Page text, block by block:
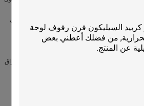
الحمراء.
للاحتراق الكامل.
جيدة ضد الصدمات الميكانيكية والحرارية تحت
الاحتراق السيراميك؛ ويتم إشعاع الطاقة الحرارية
لمزايا كفاءة الاحتراق عالية، التدفئة الموزعة
أثبتت لوحة الاحتراق السيراميك لتكون
وهذه هي فكرة التكنولوجيا لتحل محل تكنولوجيا الاحتراق
أفضل المنتجات مع أفضل الأسعار للعملاء.